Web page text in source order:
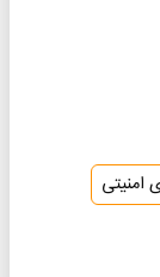
امنیتی